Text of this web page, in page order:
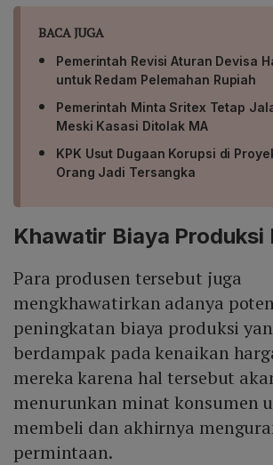
BACA JUGA
Pemerintah Revisi Aturan Devisa
untuk Redam Pelemahan Rupiah
Pemerintah Minta Sritex Tetap
Meski Kasasi Ditolak MA
KPK Usut Dugaan Korupsi di
Orang Jadi Tersangka
Khawatir Biaya Produksi
Para produsen tersebut juga
mengkhawatirkan adanya
peningkatan biaya produksi
berdampak pada kenaikan
mereka karena hal tersebut
menurunkan minat konsumen
membeli dan akhirnya
permintaan.